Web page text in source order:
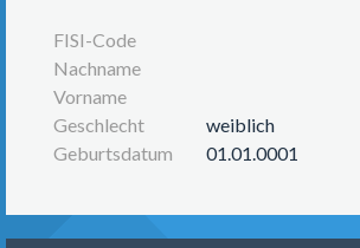
FISI-Code
Nachname
Vorname
Geschlecht
weiblich
Geburtsdatum
01.01.0001